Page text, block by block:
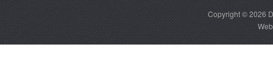
Copyright © 2026